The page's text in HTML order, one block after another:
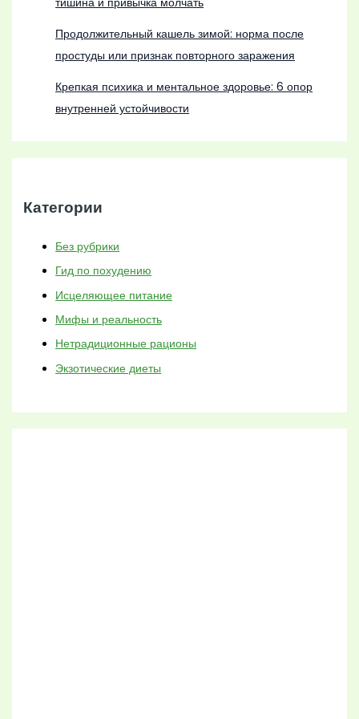
Продолжительный кашель зимой: норма после
простуды или признак повторного заражения
Крепкая психика и ментальное здоровье: 6 опор
внутренней устойчивости
Категории
Без рубрики
Гид по похудению
Исцеляющее питание
Мифы и реальность
Нетрадиционные рационы
Экзотические диеты